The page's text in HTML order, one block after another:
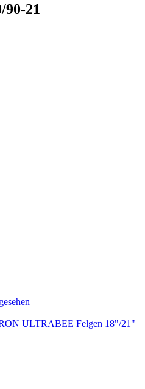
21
ULTRABEE Felgen 18"/21"